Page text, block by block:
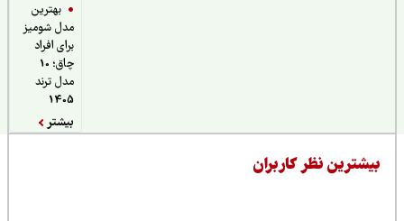
بهترین
مدل شومیز
برای افراد
چاق؛ 10
مدل ترند
نظر کاربران